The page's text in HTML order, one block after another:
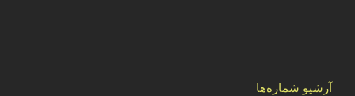
آرشیو شماره‌ها